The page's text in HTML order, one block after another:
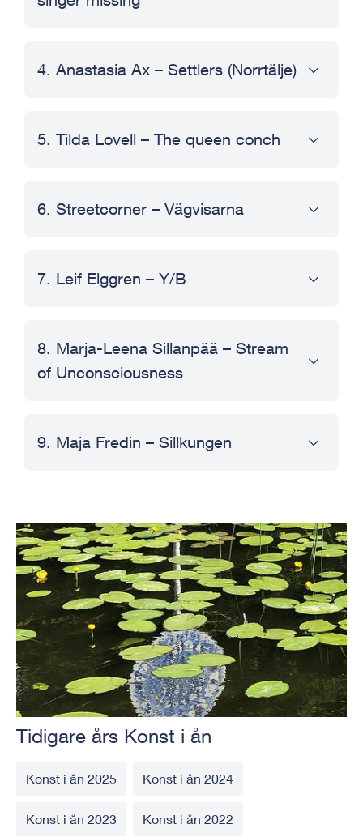
4. Anastasia Ax – Settlers (Norrtälje)
5. Tilda Lovell – The queen conch
6. Streetcorner – Vägvisarna
7. Leif Elggren – Y/B
8. Marja-Leena Sillanpää – Stream
of Unconsciousness
9. Maja Fredin – Sillkungen
Tidigare års Konst i ån
Konst i ån 2025 Konst i ån 2024
Konst i ån 2023 Konst i ån 2022